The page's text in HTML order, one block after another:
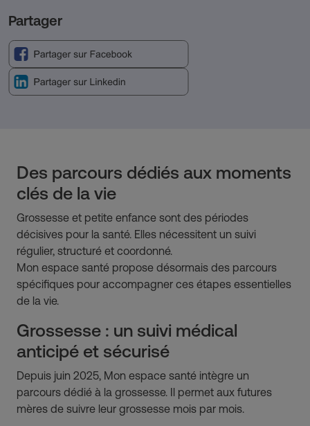
Partager
Des parcours dédiés aux moments
clés de la vie
Grossesse et petite enfance sont des périodes
décisives pour la santé. Elles nécessitent un suivi
régulier, structuré et coordonné.
Mon espace santé propose désormais des parcours
spécifiques pour accompagner ces étapes essentielles
de la vie.
Grossesse : un suivi médical
anticipé et sécurisé
Depuis juin 2025, Mon espace santé intègre un
parcours dédié à la grossesse. Il permet aux futures
mères de suivre leur grossesse mois par mois.